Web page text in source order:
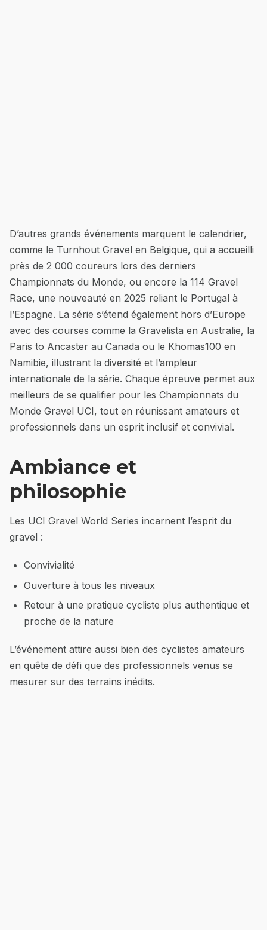
D’autres grands événements marquent le calendrier,
comme le Turnhout Gravel en Belgique, qui a accueilli
près de 2 000 coureurs lors des derniers
Championnats du Monde, ou encore la 114 Gravel
Race, une nouveauté en 2025 reliant le Portugal à
l’Espagne. La série s’étend également hors d’Europe
avec des courses comme la Gravelista en Australie, la
Paris to Ancaster au Canada ou le Khomas100 en
Namibie, illustrant la diversité et l’ampleur
internationale de la série. Chaque épreuve permet aux
meilleurs de se qualifier pour les Championnats du
Monde Gravel UCI, tout en réunissant amateurs et
professionnels dans un esprit inclusif et convivial.
Ambiance et
philosophie
Les UCI Gravel World Series incarnent l’esprit du
gravel :
Convivialité
Ouverture à tous les niveaux
Retour à une pratique cycliste plus authentique et
proche de la nature
L’événement attire aussi bien des cyclistes amateurs
en quête de défi que des professionnels venus se
mesurer sur des terrains inédits.